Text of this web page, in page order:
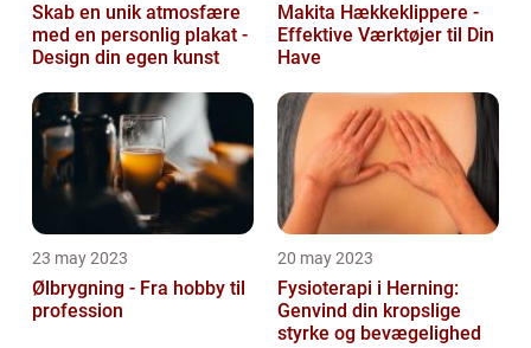
Skab en unik atmosfære
med en personlig plakat -
Design din egen kunst
Makita Hækkeklippere -
Effektive Værktøjer til Din
Have
23 may 2023
Ølbrygning - Fra hobby til
profession
20 may 2023
Fysioterapi i Herning:
Genvind din kropslige
styrke og bevægelighed